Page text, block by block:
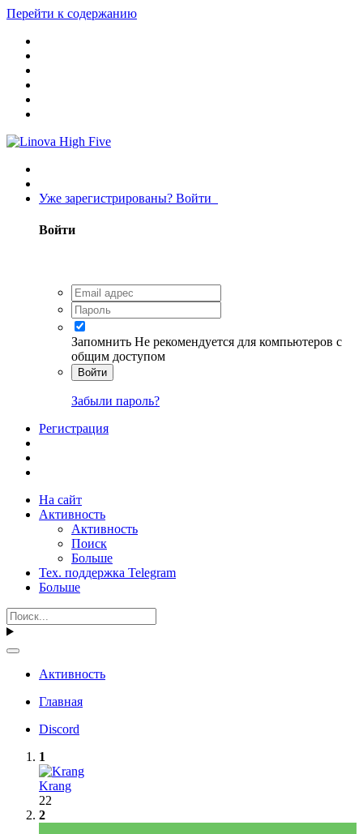
Перейти к содержанию
Уже зарегистрированы? Войти
Войти
Запомнить Не рекомендуется для компьютеров с
общим доступом
Войти
Забыли пароль?
Регистрация
На сайт
Активность
Активность
Поиск
Больше
Тех. поддержка Telegram
Больше
Активность
Главная
Discord
1
Krang
22
2